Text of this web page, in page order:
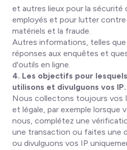
et autres lieux pour la sécurité
employés et pour lutter contre
matériels et la fraude.
Autres informations, telles
réponses aux enquêtes et
d'outils en ligne.
4. Les objectifs pour
utilisons et divulguons vos IP.
Nous collectons toujours vos
et légale, par exemple lorsque
nous, complétez une
une transaction ou faites une
ou divulguons vos IP